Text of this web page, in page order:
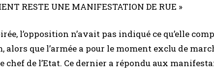
RESTE UNE MANIFESTATION DE RUE »
l’opposition n’avait pas indiqué ce qu’elle
alors que l’armée a pour le moment exclu de
chef de l’Etat. Ce dernier a répondu aux